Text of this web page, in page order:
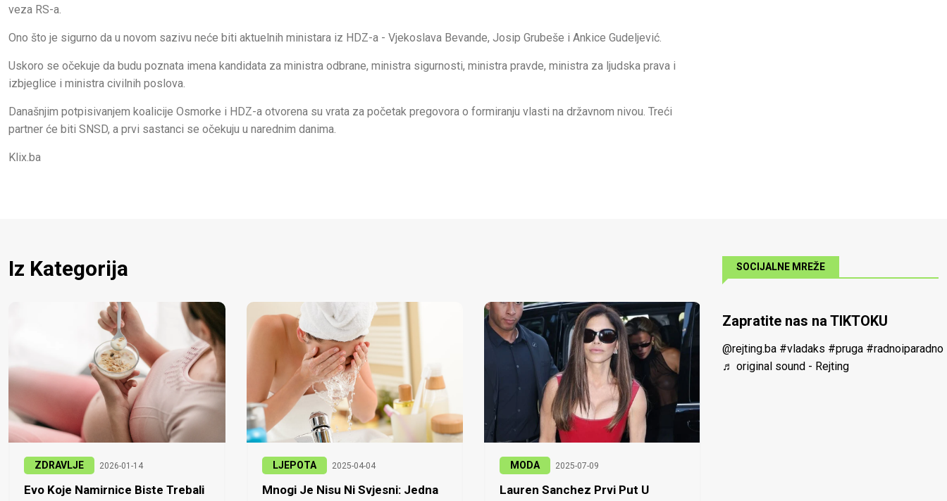
veza RS-a.
Ono što je sigurno da u novom sazivu neće biti aktuelnih ministara iz HDZ-a - Vjekoslava Bevande, Josip Grubeše i Ankice Gudeljević.
Uskoro se očekuje da budu poznata imena kandidata za ministra odbrane, ministra sigurnosti, ministra pravde, ministra za ljudska prava i
izbjeglice i ministra civilnih poslova.
Današnjim potpisivanjem koalicije Osmorke i HDZ-a otvorena su vrata za početak pregovora o formiranju vlasti na državnom nivou. Treći
partner će biti SNSD, a prvi sastanci se očekuju u narednim danima.
Klix.ba
Iz Kategorija
ZDRAVLJE 2026-01-14
Evo Koje Namirnice Biste Trebali
LJEPOTA 2025-04-04
Mnogi Je Nisu Ni Svjesni: Jedna
MODA 2025-07-09
Lauren Sanchez Prvi Put U
SOCIJALNE MREŽE
Zapratite nas na TIKTOKU
@rejting.ba #vladaks #pruga #radnoiparadno
♬ original sound - Rejting